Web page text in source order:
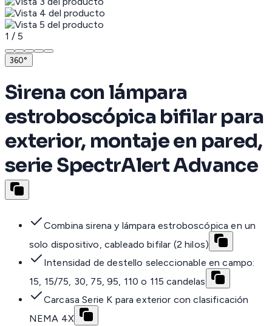
1 / 5
360°
Sirena con lámpara
estroboscópica bifilar para
exterior, montaje en pared,
serie SpectrAlert Advance
Combina sirena y lámpara estroboscópica en un
solo dispositivo, cableado bifilar (2 hilos)
Intensidad de destello seleccionable en campo:
15, 15/75, 30, 75, 95, 110 o 115 candelas
Carcasa Serie K para exterior con clasificación
NEMA 4X